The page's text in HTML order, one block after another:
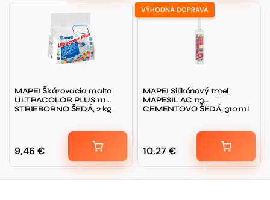
MAPEI Škárovacia malta
ULTRACOLOR PLUS 111
STRIEBORNO ŠEDÁ, 2 kg
9,46€
VÝHODNÁ DOPRAVA
MAPEI Silikónový tmel
MAPESIL AC 113
CEMENTOVO ŠEDÁ, 310 ml
10,27 €